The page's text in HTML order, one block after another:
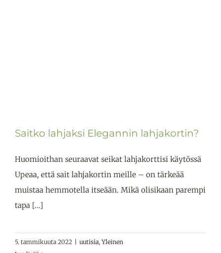
Saitko lahjaksi Elegannin lahjakortin?
Huomioithan seuraavat seikat lahjakorttisi käytössä
Upeaa, että sait lahjakortin meille – on tärkeää
muistaa hemmotella itseään. Mikä olisikaan parempi
tapa [...]
5. tammikuuta 2022 uutisia, Yleinen